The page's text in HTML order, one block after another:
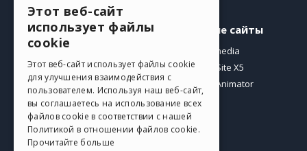
Профиль
Мои посты
Мои лицензии
Загрузить
Веб-хостинг
Мои кредиты
Другие сайты
Incomedia
WebSite X5
WebAnimator
GERMAN
SPANISH
PORTUGUESE
POLISH
Этот веб-сайт
использует файлы
cookie
Этот веб-сайт использует файлы cookie
для улучшения взаимодействия с
пользователем. Используя наш веб-сайт,
вы соглашаетесь на использование всех
файлов cookie в соответствии с нашей
Политикой в ​​отношении файлов cookie.
Прочитайте больше